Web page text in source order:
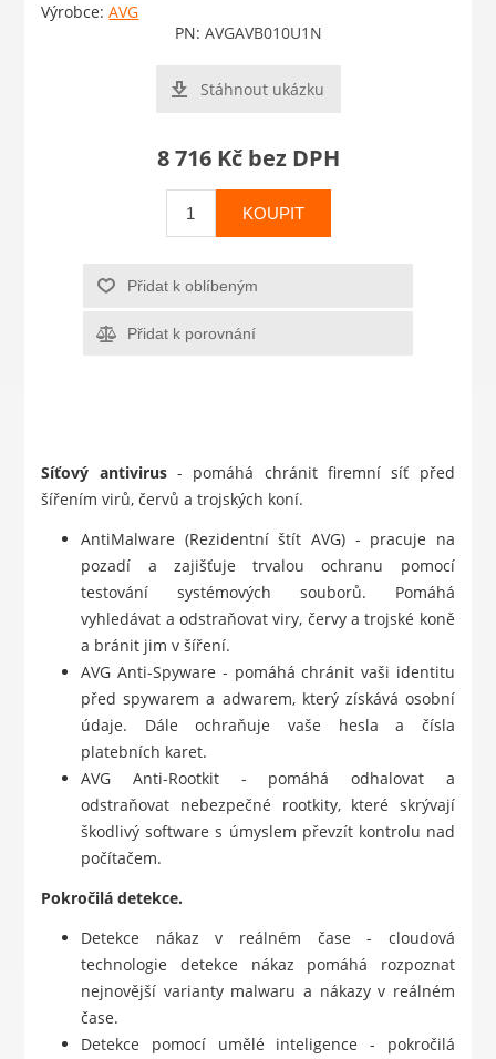
Výrobce: AVG
PN: AVGAVB010U1N
Stáhnout ukázku
8 716 Kč bez DPH
KOUPIT
Přidat k oblíbeným
Přidat k porovnání
Síťový antivirus- pomáhá chránit firemní síť před
šířením virů, červů a trojských koní.
AntiMalware (Rezidentní štít AVG) - pracuje na
pozadí a zajišťuje trvalou ochranu pomocí
testování systémových souborů. Pomáhá
vyhledávat a odstraňovat viry, červy a trojské koně
a bránit jim v šíření.
AVG Anti-Spyware - pomáhá chránit vaši identitu
před spywarem a adwarem, který získává osobní
údaje. Dále ochraňuje vaše hesla a čísla
platebních karet.
AVG Anti-Rootkit - pomáhá odhalovat a
odstraňovat nebezpečné rootkity, které skrývají
škodlivý software s úmyslem převzít kontrolu nad
počítačem.
Pokročilá detekce.
Detekce nákaz v reálném čase - cloudová
technologie detekce nákaz pomáhá rozpoznat
nejnovější varianty malwaru a nákazy v reálném
čase.
Detekce pomocí umělé inteligence - pokročilá